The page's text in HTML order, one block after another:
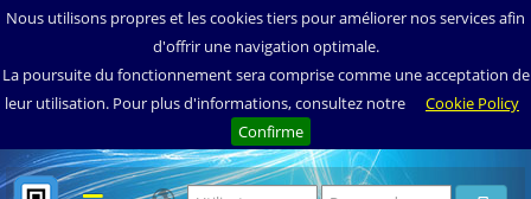
Nous utilisons propres et les cookies tiers pour améliorer nos services afin
d'offrir une navigation optimale.
La poursuite du fonctionnement sera comprise comme une acceptation de
leur utilisation. Pour plus d'informations, consultez notre
Cookie Policy
Confirme